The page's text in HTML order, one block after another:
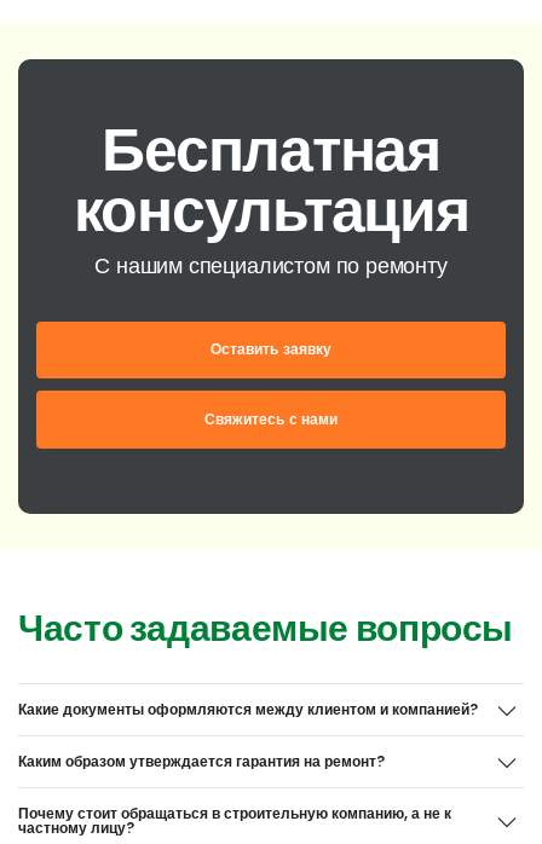
Бесплатная
консультация
С нашим специалистом по ремонту
Оставить заявку
Свяжитесь с нами
Часто задаваемые вопросы
Какие документы оформляются между клиентом и компанией?
Каким образом утверждается гарантия на ремонт?
Почему стоит обращаться в строительную компанию, а не к
частному лицу?